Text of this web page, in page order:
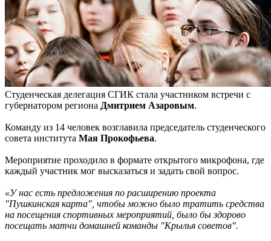
Студенческая делегация СГИК стала участником встречи с
губернатором региона Дмитрием Азаровым.
Команду из 14 человек возглавила председатель студенческого
совета института Мая Прокофьева.
Мероприятие проходило в формате открытого микрофона, где
каждый участник мог высказаться и задать свой вопрос.
«У нас есть предложения по расширению проекта
"Пушкинская карта", чтобы можно было тратить средства
на посещения спортивных мероприятий, было бы здорово
посещать матчи домашней команды "Крылья советов".